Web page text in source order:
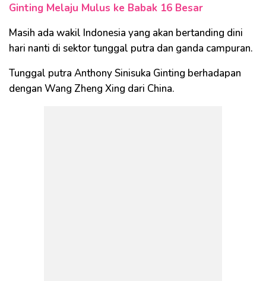
Ginting Melaju Mulus ke Babak 16 Besar
Masih ada wakil Indonesia yang akan bertanding dini
hari nanti di sektor tunggal putra dan ganda campuran.
Tunggal putra Anthony Sinisuka Ginting berhadapan
dengan Wang Zheng Xing dari China.